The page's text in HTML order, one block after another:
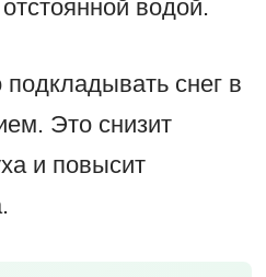
водой.
снег в
Это снизит
и повысит